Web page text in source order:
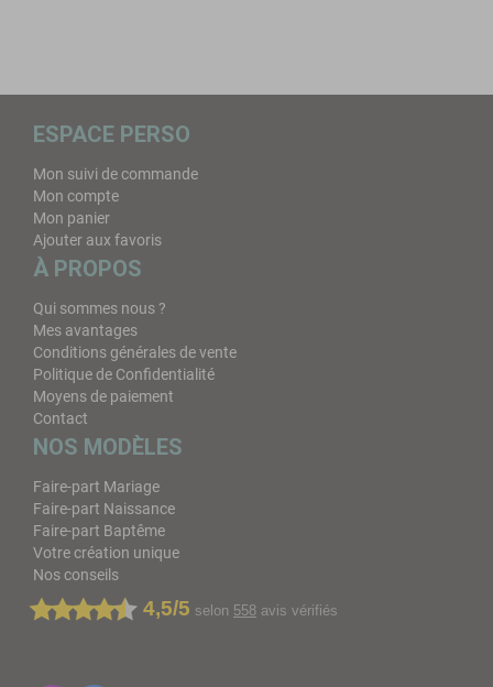
ESPACE PERSO
Mon suivi de commande
Mon compte
Mon panier
Ajouter aux favoris
À PROPOS
Qui sommes nous ?
Mes avantages
Conditions générales de vente
Politique de Confidentialité
Moyens de paiement
Contact
NOS MODÈLES
Faire-part Mariage
Faire-part Naissance
Faire-part Baptême
Votre création unique
Nos conseils
4,5/5 selon 558 avis vérifiés